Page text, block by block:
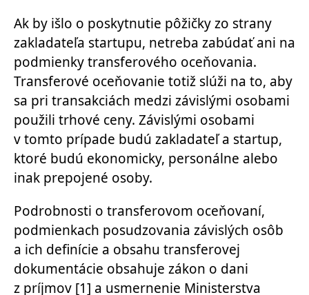
Ak by išlo o poskytnutie pôžičky zo strany
zakladateľa startupu, netreba zabúdať ani na
podmienky transferového oceňovania.
Transferové oceňovanie totiž slúži na to, aby
sa pri transakciách medzi závislými osobami
použili trhové ceny. Závislými osobami
v tomto prípade budú zakladateľ a startup,
ktoré budú ekonomicky, personálne alebo
inak prepojené osoby.
Podrobnosti o transferovom oceňovaní,
podmienkach posudzovania závislých osôb
a ich definície a obsahu transferovej
dokumentácie obsahuje zákon o dani
z príjmov [1] a usmernenie Ministerstva